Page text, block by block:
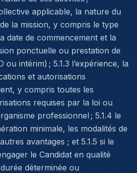
applicable, la nature du
la mission, y compris le type
date de commencement et la
ponctuelle ou prestation de
ou intérim) ; 5.1.3 l’expérience, la
et autorisations
y compris toutes les
requises par la loi ou
professionnel ; 5.1.4 le
minimale, les modalités de
avantages ; et 5.1.5 si le
le Candidat en qualité
déterminée ou